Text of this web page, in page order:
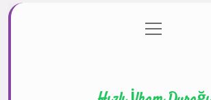
Gizlilik Politikası
menüyü
aç